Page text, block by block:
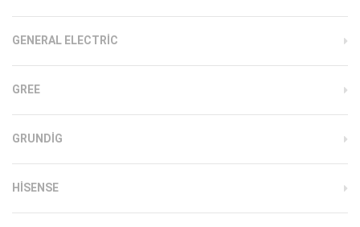
GENERAL ELECTRIC
GREE
GRUNDIG
HISENSE